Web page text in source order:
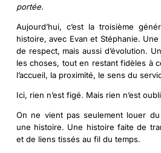
portée.
Aujourd’hui, c’est la troisième
histoire, avec Evan et Stéphanie. Une
de respect, mais aussi d’évolution.
les choses, tout en restant fidèles à
l’accueil, la proximité, le sens du
Ici, rien n’est figé. Mais rien n’est
On ne vient pas seulement louer
une histoire. Une histoire faite de
et de liens tissés au fil du temps.